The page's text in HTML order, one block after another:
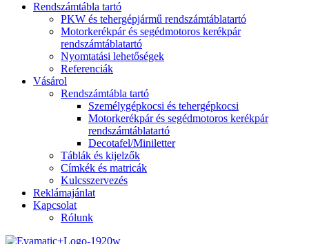
Rendszámtábla tartó
PKW és tehergépjármű rendszámtáblatartó
Motorkerékpár és segédmotoros kerékpár
rendszámtáblatartó
Nyomtatási lehetőségek
Referenciák
Vásárol
Rendszámtábla tartó
Személygépkocsi és tehergépkocsi
Motorkerékpár és segédmotoros kerékpár
rendszámtáblatartó
Decotafel/Miniletter
Táblák és kijelzők
Címkék és matricák
Kulcsszervezés
Reklámajánlat
Kapcsolat
Rólunk